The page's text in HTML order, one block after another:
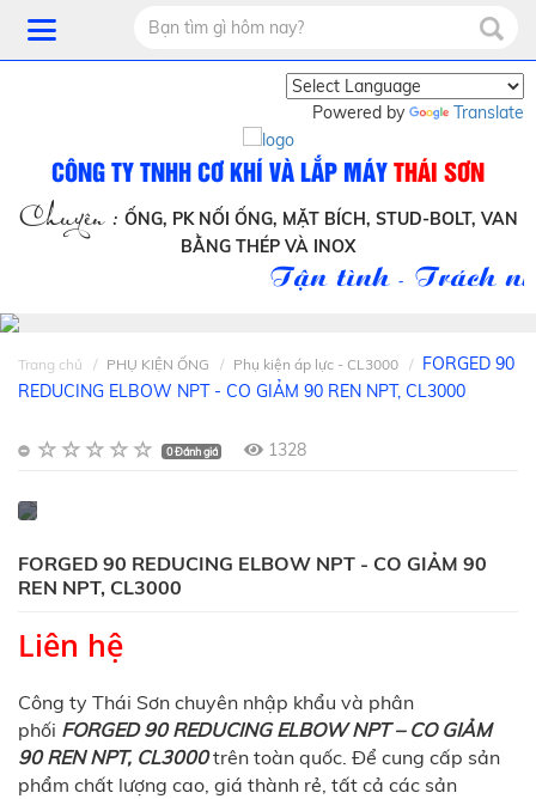
Powered by Translate
CÔNG TY TNHH CƠ KHÍ VÀ LẮP MÁYTHÁI SƠN
Chuyên : ỐNG, PK NỐI ỐNG, MẶT BÍCH, STUD-BOLT, VAN
BẰNG THÉP VÀ INOX
Tận tình - Trách
Trang chủ PHỤ KIỆN ỐNG Phụ kiện áp lực - CL3000
FORGED 90
REDUCING ELBOW NPT - CO GIẢM 90 REN NPT, CL3000
0 Đánh giá 1328
FORGED 90 REDUCING ELBOW NPT - CO GIẢM 90
REN NPT, CL3000
Liên hệ
Công ty Thái Sơn chuyên nhập khẩu và phân
phối FORGED 90 REDUCING ELBOW NPT – CO GIẢM
90 REN NPT, CL3000 trên toàn quốc. Để cung cấp sản
phẩm chất lượng cao, giá thành rẻ, tất cả các sản